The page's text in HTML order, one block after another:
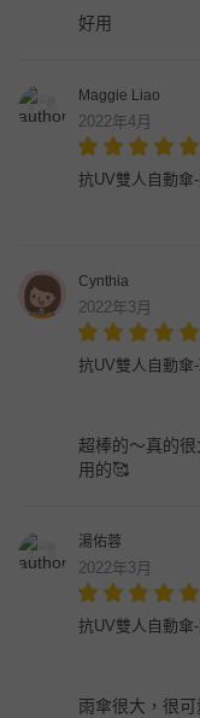
好用
Maggie Liao
2022年4月
抗UV雙人自動傘
Cynthia
2022年3月
抗UV雙人自動傘
超棒的～真的
用的🥰
湯佑蓉
2022年3月
抗UV雙人自動傘
雨傘很大，很